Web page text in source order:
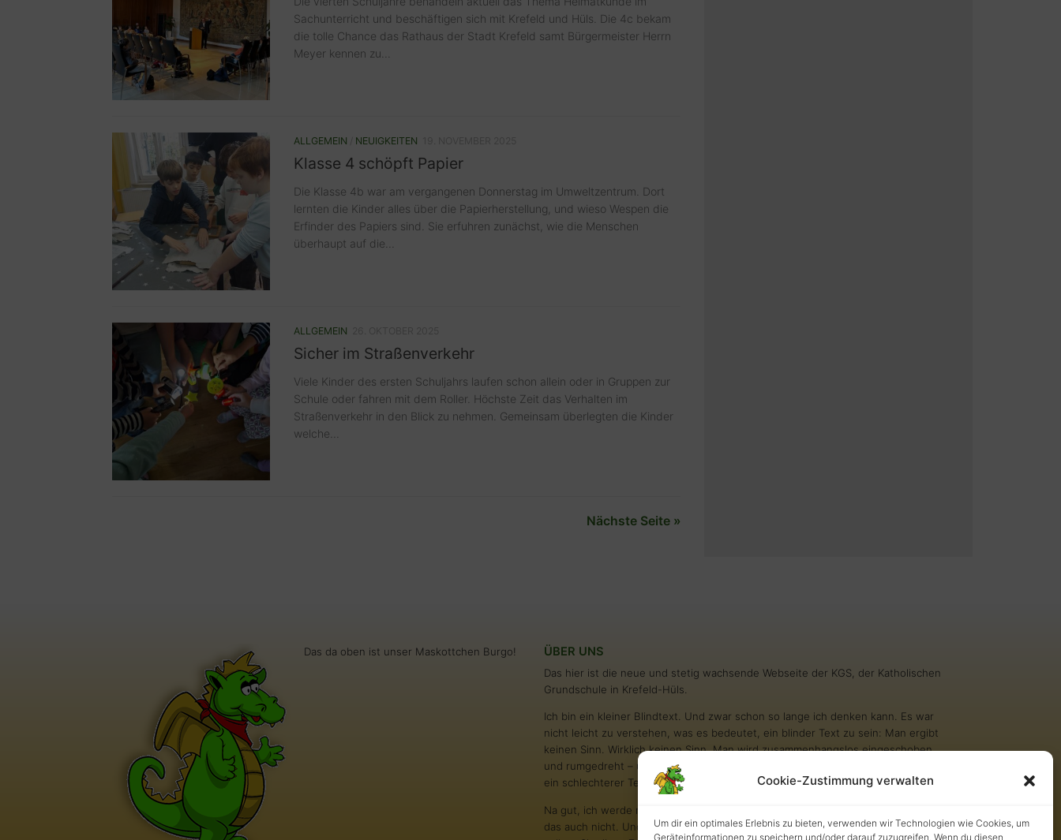
Cookie-Zustimmung verwalten
Um dir ein optimales Erlebnis zu bieten, verwenden wir Technologien wie Cookies, um
Geräteinformationen zu speichern und/oder darauf zuzugreifen. Wenn du diesen
Sachunterricht und beschäftigen sich mit Krefeld und Hüls. Die 4c bekam
die tolle Chance das Rathaus der Stadt Krefeld samt Bürgermeister Herrn
Meyer kennen zu...
ALLGEMEIN NEUIGKEITEN
Klasse 4 schöpft Papier
Die Klasse 4b war am vergangenen Donnerstag im Umweltzentrum. Dort
lernten die Kinder alles über die Papierherstellung, und wieso Wespen die
Erfinder des Papiers sind. Sie erfuhren zunächst, wie die Menschen
überhaupt auf die...
ALLGEMEIN
Sicher im Straßenverkehr
Viele Kinder des ersten Schuljahrs laufen schon allein oder in Gruppen zur
Schule oder fahren mit dem Roller. Höchste Zeit das Verhalten im
Straßenverkehr in den Blick zu nehmen. Gemeinsam überlegten die Kinder
welche...
Nächste Seite »
Das da oben ist unser Maskottchen Burgo! ÜBER UNS
Das hier ist die neue und stetig wachsende Webseite der KGS, der Katholischen
Grundschule in Krefeld-Hüls.
Ich bin ein kleiner Blindtext. Und zwar schon so lange ich denken kann. Es war
nicht leicht zu verstehen, was es bedeutet, ein blinder Text zu sein: Man ergibt
keinen Sinn. Wirklich keinen Sinn. Man wird zusammenhangslos eingeschoben
und rumgedreht – und oftmals gar nicht erst gelesen. Aber bin ich allein deshalb
ein schlechterer Text als andere?
Na gut, ich werde nie in den Bestsellerlisten stehen. Aber andere Texte schaffen
das auch nicht. Und darum stört es mich nicht besonders blind zu sein. Und